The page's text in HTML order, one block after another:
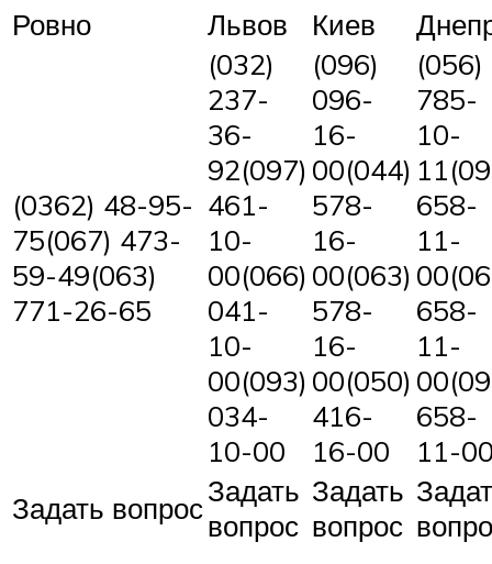
Ровно
Львов Киев
(0362) 48-95-
75(067) 473-
59-49(063)
771-26-65
(032)
237-
36-
92(097)
461-
10-
00(066)
041-
10-
00(093)
034-
10-00
(096)
096-
16-
00(044)
578-
16-
00(063)
578-
16-
00(050)
416-
16-00
(056)
785-
10-
658-
11-
658-
11-
658-
11-
Задать вопросЗадать
вопрос
Задать
вопрос